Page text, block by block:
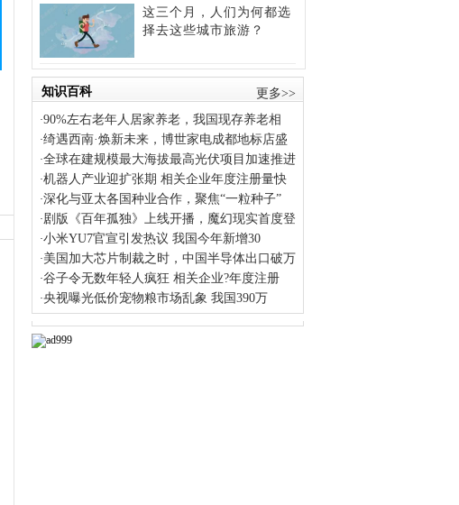
这三个月，人们为何都选
择去这些城市旅游？
知识百科 更多>>
·90%左右老年人居家养老，我国现存养老相
·绮遇西南·焕新未来，博世家电成都地标店盛
·全球在建规模最大海拔最高光伏项目加速推进
·机器人产业迎扩张期 相关企业年度注册量快
·深化与亚太各国种业合作，聚焦“一粒种子”
·剧版《百年孤独》上线开播，魔幻现实首度登
·小米YU7官宣引发热议 我国今年新增30
·美国加大芯片制裁之时，中国半导体出口破万
·谷子令无数年轻人疯狂 相关企业?年度注册
·央视曝光低价宠物粮市场乱象 我国390万